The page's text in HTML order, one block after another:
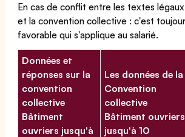
En cas de conflit entre les textes
et la convention collective : c'est
favorable qui s'applique au salarié.
Données et
réponses sur la
convention
collective
Bâtiment
ouvriers jusqu'à
Les données de la
Convention
collective
Bâtiment ouvriers
jusqu'à 10